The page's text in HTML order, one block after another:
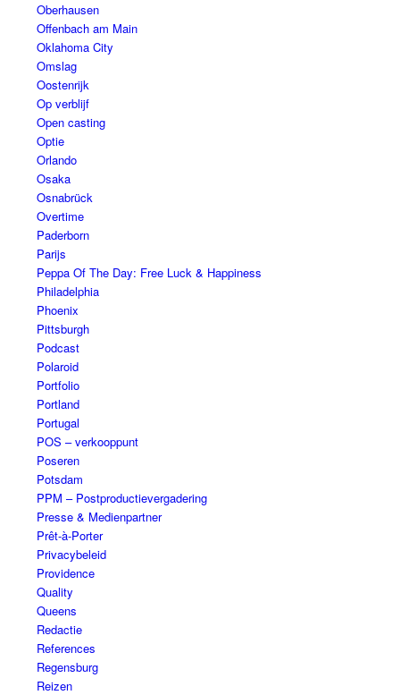
Oberhausen
Offenbach am Main
Oklahoma City
Omslag
Oostenrijk
Op verblijf
Open casting
Optie
Orlando
Osaka
Osnabrück
Overtime
Paderborn
Parijs
Peppa Of The Day: Free Luck & Happiness
Philadelphia
Phoenix
Pittsburgh
Podcast
Polaroid
Portfolio
Portland
Portugal
POS – verkooppunt
Poseren
Potsdam
PPM – Postproductievergadering
Presse & Medienpartner
Prêt-à-Porter
Privacybeleid
Providence
Quality
Queens
Redactie
References
Regensburg
Reizen